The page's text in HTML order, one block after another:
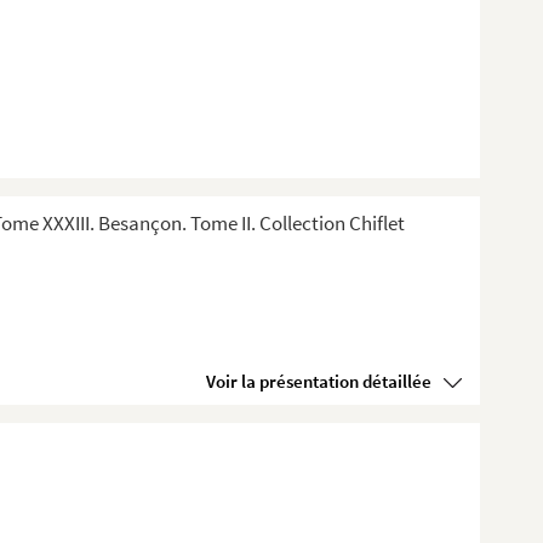
XXXIII. Besançon. Tome II. Collection Chiflet
Voir la présentation détaillée